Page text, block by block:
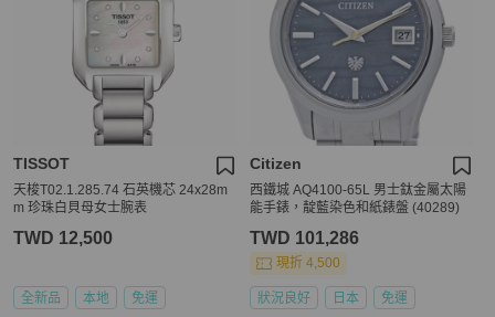
TISSOT
天梭T02.1.285.74 石英機芯 24x28m
m 珍珠白貝母女士腕表
TWD 12,500
全新品 本地 免運
Citizen
西鐵城 AQ4100-65L 男士鈦金屬太陽
能手錶，靛藍染色和紙錶盤 (40289)
TWD 101,286
現折 4,500
狀況良好 日本 免運